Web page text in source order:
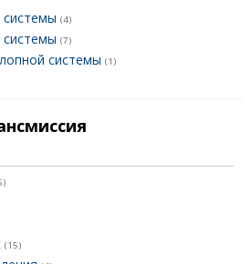
(4)
(7)
системы (1)
(15)